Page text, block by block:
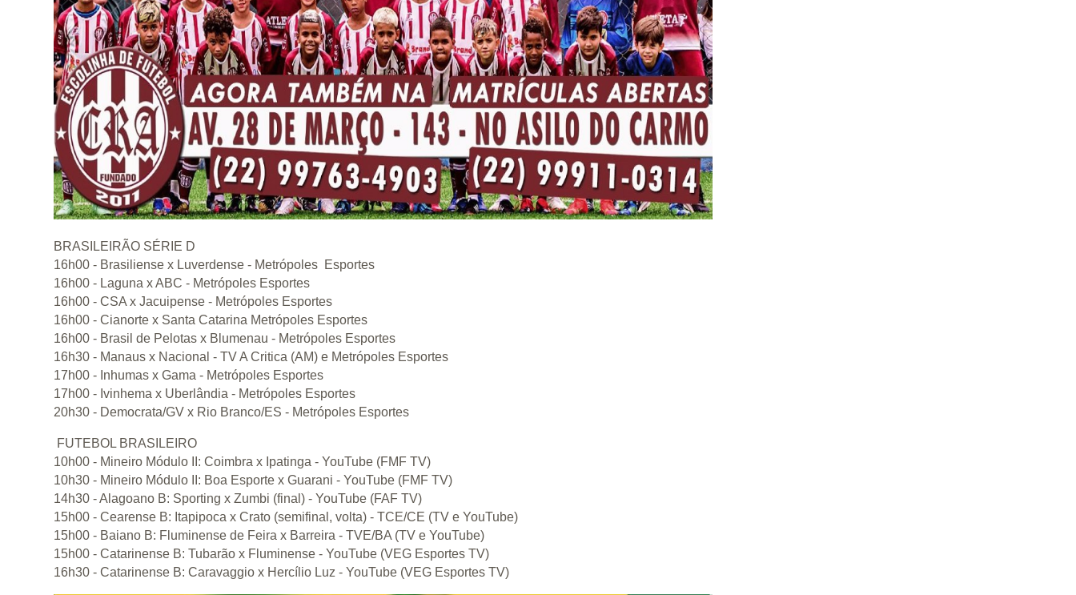
BRASILEIRÃO SÉRIE D
16h00 - Brasiliense x Luverdense - Metrópoles Esportes
16h00 - Laguna x ABC - Metrópoles Esportes
16h00 - CSA x Jacuipense - Metrópoles Esportes
16h00 - Cianorte x Santa Catarina Metrópoles Esportes
16h00 - Brasil de Pelotas x Blumenau - Metrópoles Esportes
16h30 - Manaus x Nacional - TV A Critica (AM) e Metrópoles Esportes
17h00 - Inhumas x Gama - Metrópoles Esportes
17h00 - Ivinhema x Uberlândia - Metrópoles Esportes
20h30 - Democrata/GV x Rio Branco/ES - Metrópoles Esportes
FUTEBOL BRASILEIRO
10h00 - Mineiro Módulo II: Coimbra x Ipatinga - YouTube (FMF TV)
10h30 - Mineiro Módulo II: Boa Esporte x Guarani - YouTube (FMF TV)
14h30 - Alagoano B: Sporting x Zumbi (final) - YouTube (FAF TV)
15h00 - Cearense B: Itapipoca x Crato (semifinal, volta) - TCE/CE (TV e YouTube)
15h00 - Baiano B: Fluminense de Feira x Barreira - TVE/BA (TV e YouTube)
15h00 - Catarinense B: Tubarão x Fluminense - YouTube (VEG Esportes TV)
16h30 - Catarinense B: Caravaggio x Hercílio Luz - YouTube (VEG Esportes TV)